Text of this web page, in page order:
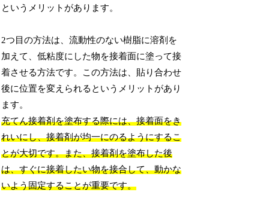
というメリットがあります。
2つ目の方法は、流動性のない樹脂に溶剤を
加えて、低粘度にした物を接着面に塗って接
着させる方法です。この方法は、貼り合わせ
後に位置を変えられるというメリットがあり
ます。
充てん接着剤を塗布する際には、接着面をき
れいにし、接着剤が均一にのるようにするこ
とが大切です。また、接着剤を塗布した後
は、すぐに接着したい物を接合して、動かな
いよう固定することが重要です。